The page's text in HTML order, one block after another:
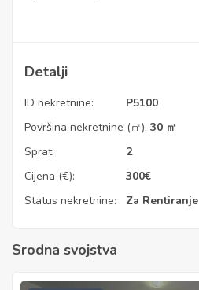
Detalji
ID nekretnine:
P5100
Površina nekretnine (㎡): 30 ㎡
Sprat:
2
Cijena (€):
300€
Status nekretnine:
Za Rentiranje
Srodna svojstva